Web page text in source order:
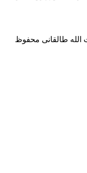
طالقانی محفوظ